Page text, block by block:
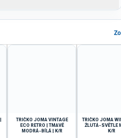
TRIČKO JOMA VINTAGE
ECO RETRO | TMAVĚ
MODRÁ-BÍLÁ | K/R
TRIČKO JOMA
ŽLUTÁ-SVĚTLE
K/R